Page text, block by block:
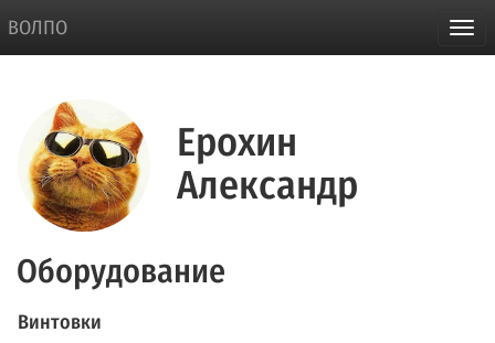
ВОЛПО
Ерохин
Александр
Оборудование
Винтовки